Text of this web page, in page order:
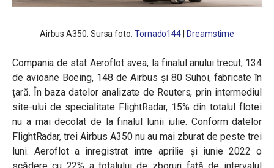
Airbus A350. Sursa foto: Tornado144| Dreamstime
Compania de stat Aeroflot avea, la finalul anului trecut, 134
de avioane Boeing, 148 de Airbus și 80 Suhoi, fabricate în
țară. În baza datelor analizate de Reuters, prin intermediul
site-ului de specialitate FlightRadar, 15% din totalul flotei
nu a mai decolat de la finalul lunii iulie. Conform datelor
FlightRadar, trei Airbus A350 nu au mai zburat de peste trei
luni. Aeroflot a înregistrat între aprilie și iunie 2022 o
scădere cu 22% a totalului de zboruri față de intervalul